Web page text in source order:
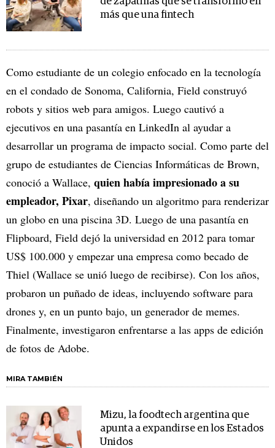
más que una fintech
Como estudiante de un colegio enfocado en la tecnología
en el condado de Sonoma, California, Field construyó
robots y sitios web para amigos. Luego cautivó a
ejecutivos en una pasantía en LinkedIn al ayudar a
desarrollar un programa de impacto social. Como parte del
grupo de estudiantes de Ciencias Informáticas de Brown,
conoció a Wallace, quien había impresionado a su
empleador, Pixar, diseñando un algoritmo para renderizar
un globo en una piscina 3D. Luego de una pasantía en
Flipboard, Field dejó la universidad en 2012 para tomar
US$ 100.000 y empezar una empresa como becado de
Thiel (Wallace se unió luego de recibirse). Con los años,
probaron un puñado de ideas, incluyendo software para
drones y, en un punto bajo, un generador de memes.
Finalmente, investigaron enfrentarse a las apps de edición
de fotos de Adobe.
MIRA TAMBIÉN
Mizu, la foodtech argentina que
apunta a expandirse en los Estados
Unidos